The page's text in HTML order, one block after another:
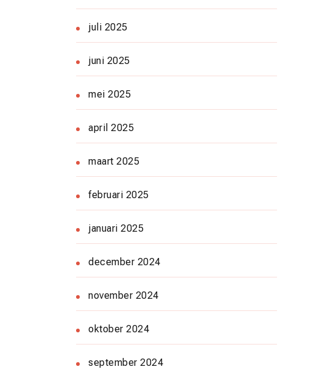
juli 2025
juni 2025
mei 2025
april 2025
maart 2025
februari 2025
januari 2025
december 2024
november 2024
oktober 2024
september 2024